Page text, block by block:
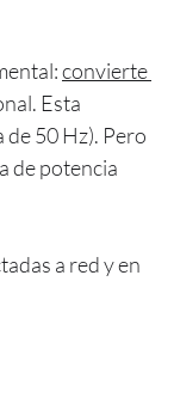
convierte
Esta
50 Hz). Pero
de potencia
a red y en